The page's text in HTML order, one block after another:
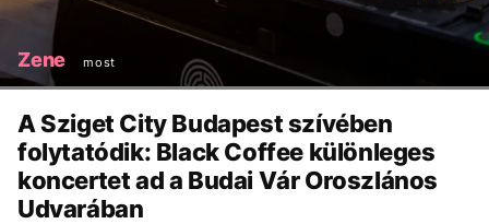
Zene most
A Sziget City Budapest szívében
folytatódik: Black Coffee különleges
koncertet ad a Budai Vár Oroszlános
Udvarában